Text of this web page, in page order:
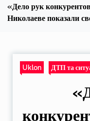
«Дело рук
Николаеве показали
Uklon ДТП та